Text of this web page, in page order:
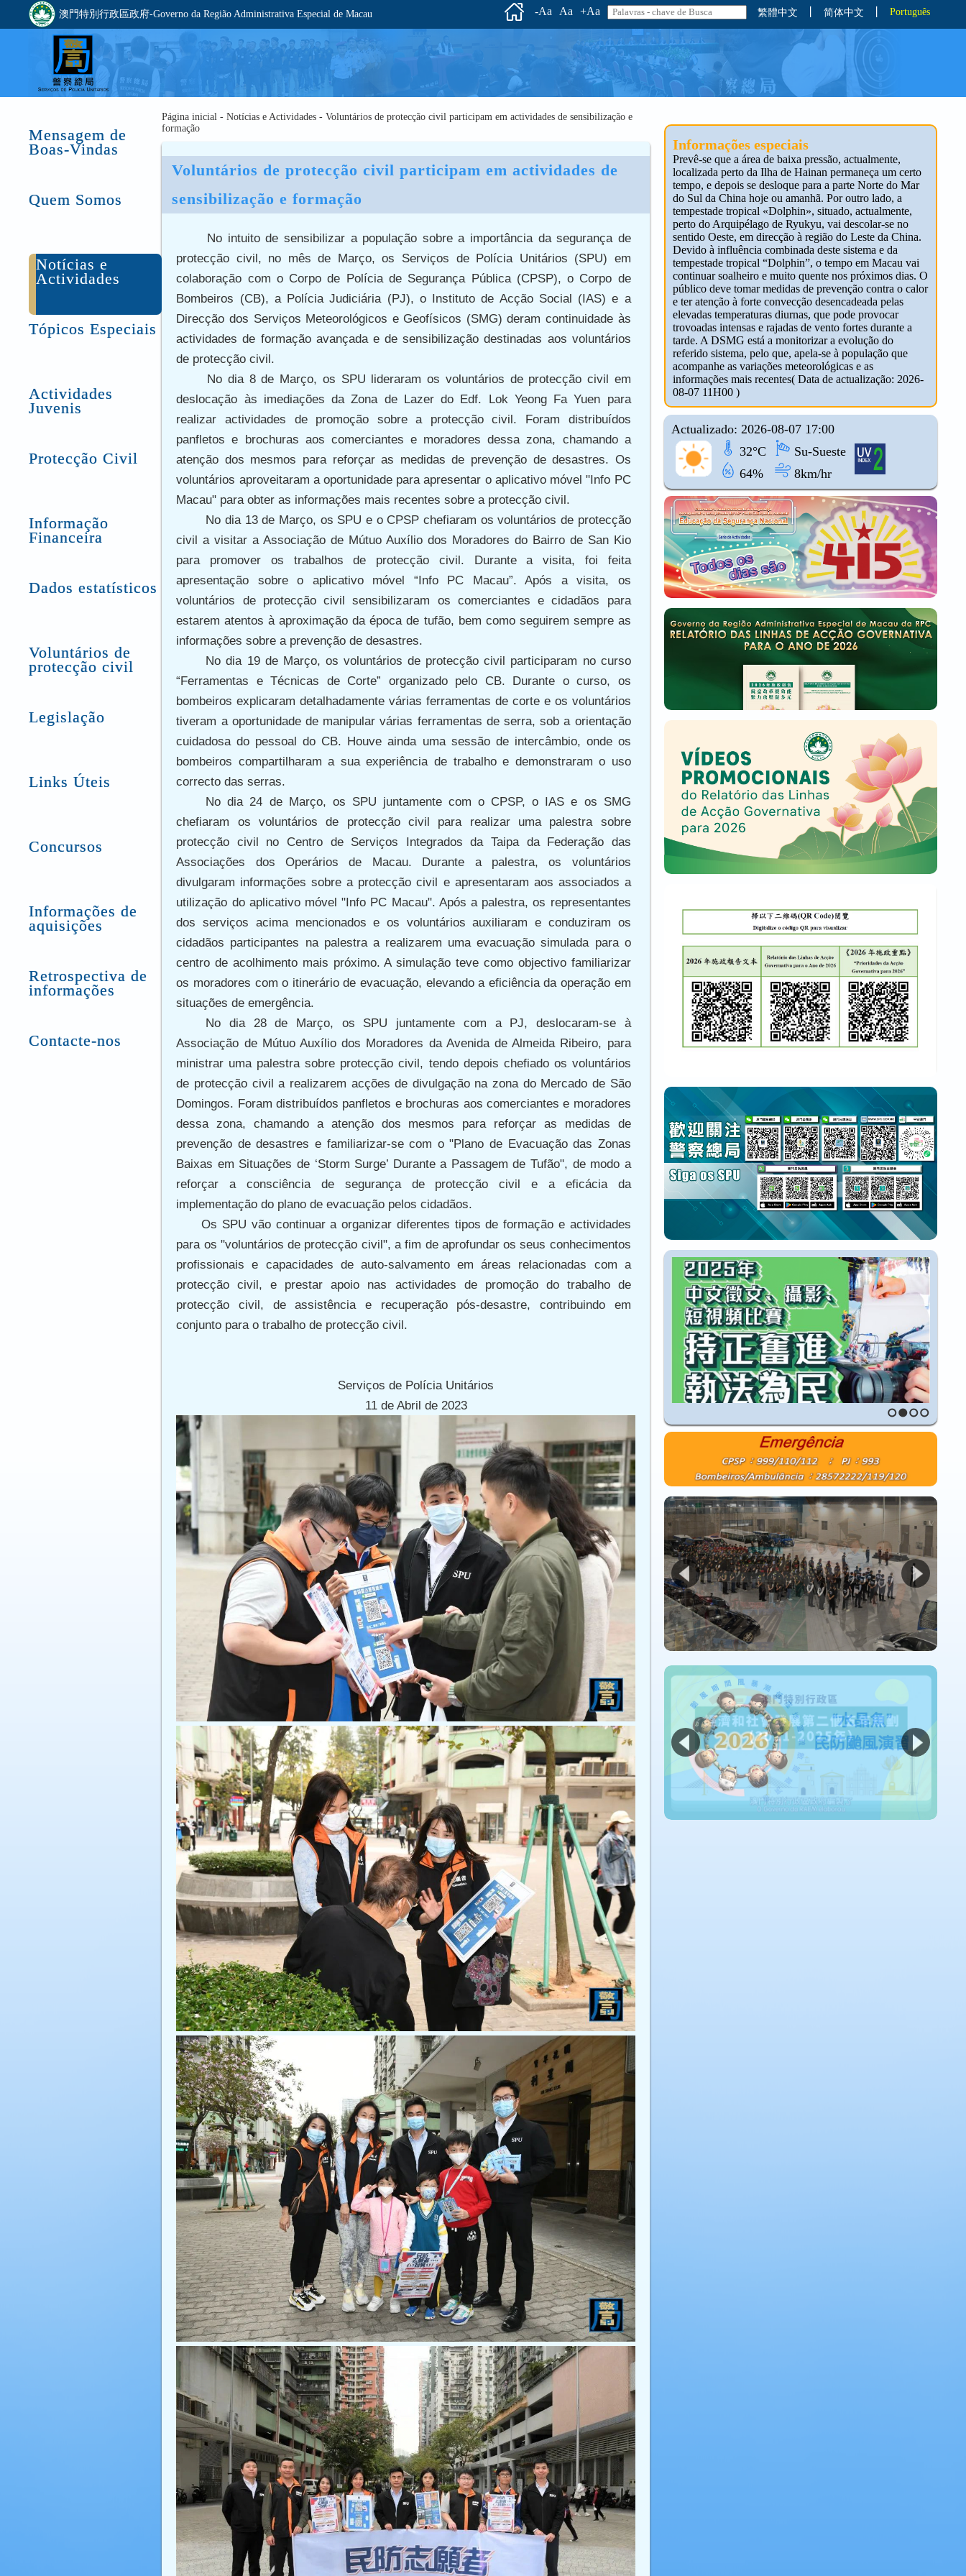
澳門特別行政區政府-Governo da Região Administrativa Especial de Macau -Aa Aa +Aa 繁體中文 简体中文 Português
Mensagem de
Boas-Vindas
Quem Somos
Notícias e
Actividades
Tópicos Especiais
Actividades
Juvenis
Protecção Civil
Informação
Financeira
Dados estatísticos
Voluntários de
protecção civil
Legislação
Links Úteis
Concursos
Informações de
aquisições
Retrospectiva de
informações
Contacte-nos
Página inicial - Notícias e Actividades - Voluntários de protecção civil participam em actividades de sensibilização e
formação
Voluntários de protecção civil participam em actividades de
sensibilização e formação
No intuito de sensibilizar a população sobre a importância da segurança de
protecção civil, no mês de Março, os Serviços de Polícia Unitários (SPU) em
colaboração com o Corpo de Polícia de Segurança Pública (CPSP), o Corpo de
Bombeiros (CB), a Polícia Judiciária (PJ), o Instituto de Acção Social (IAS) e a
Direcção dos Serviços Meteorológicos e Geofísicos (SMG) deram continuidade às
actividades de formação avançada e de sensibilização destinadas aos voluntários
de protecção civil.
No dia 8 de Março, os SPU lideraram os voluntários de protecção civil em
deslocação às imediações da Zona de Lazer do Edf. Lok Yeong Fa Yuen para
realizar actividades de promoção sobre a protecção civil. Foram distribuídos
panfletos e brochuras aos comerciantes e moradores dessa zona, chamando a
atenção dos mesmos para reforçar as medidas de prevenção de desastres. Os
voluntários aproveitaram a oportunidade para apresentar o aplicativo móvel "Info PC
Macau" para obter as informações mais recentes sobre a protecção civil.
No dia 13 de Março, os SPU e o CPSP chefiaram os voluntários de protecção
civil a visitar a Associação de Mútuo Auxílio dos Moradores do Bairro de San Kio
para promover os trabalhos de protecção civil. Durante a visita, foi feita
apresentação sobre o aplicativo móvel “Info PC Macau”. Após a visita, os
voluntários de protecção civil sensibilizaram os comerciantes e cidadãos para
estarem atentos à aproximação da época de tufão, bem como seguirem sempre as
informações sobre a prevenção de desastres.
No dia 19 de Março, os voluntários de protecção civil participaram no curso
“Ferramentas e Técnicas de Corte” organizado pelo CB. Durante o curso, os
bombeiros explicaram detalhadamente várias ferramentas de corte e os voluntários
tiveram a oportunidade de manipular várias ferramentas de serra, sob a orientação
cuidadosa do pessoal do CB. Houve ainda uma sessão de intercâmbio, onde os
bombeiros compartilharam a sua experiência de trabalho e demonstraram o uso
correcto das serras.
No dia 24 de Março, os SPU juntamente com o CPSP, o IAS e os SMG
chefiaram os voluntários de protecção civil para realizar uma palestra sobre
protecção civil no Centro de Serviços Integrados da Taipa da Federação das
Associações dos Operários de Macau. Durante a palestra, os voluntários
divulgaram informações sobre a protecção civil e apresentaram aos associados a
utilização do aplicativo móvel "Info PC Macau". Após a palestra, os representantes
dos serviços acima mencionados e os voluntários auxiliaram e conduziram os
cidadãos participantes na palestra a realizarem uma evacuação simulada para o
centro de acolhimento mais próximo. A simulação teve como objectivo familiarizar
os moradores com o itinerário de evacuação, elevando a eficiência da operação em
situações de emergência.
No dia 28 de Março, os SPU juntamente com a PJ, deslocaram-se à
Associação de Mútuo Auxílio dos Moradores da Avenida de Almeida Ribeiro, para
ministrar uma palestra sobre protecção civil, tendo depois chefiado os voluntários
de protecção civil a realizarem acções de divulgação na zona do Mercado de São
Domingos. Foram distribuídos panfletos e brochuras aos comerciantes e moradores
dessa zona, chamando a atenção dos mesmos para reforçar as medidas de
prevenção de desastres e familiarizar-se com o "Plano de Evacuação das Zonas
Baixas em Situações de ‘Storm Surge’ Durante a Passagem de Tufão", de modo a
reforçar a consciência de segurança de protecção civil e a eficácia da
implementação do plano de evacuação pelos cidadãos.
Os SPU vão continuar a organizar diferentes tipos de formação e actividades
para os "voluntários de protecção civil", a fim de aprofundar os seus conhecimentos
profissionais e capacidades de auto-salvamento em áreas relacionadas com a
protecção civil, e prestar apoio nas actividades de promoção do trabalho de
protecção civil, de assistência e recuperação pós-desastre, contribuindo em
conjunto para o trabalho de protecção civil.
Serviços de Polícia Unitários
11 de Abril de 2023
Informações especiais
Prevê-se que a área de baixa pressão, actualmente,
localizada perto da Ilha de Hainan permaneça um certo
tempo, e depois se desloque para a parte Norte do Mar
do Sul da China hoje ou amanhã. Por outro lado, a
tempestade tropical «Dolphin», situado, actualmente,
perto do Arquipélago de Ryukyu, vai descolar-se no
sentido Oeste, em direcção à região do Leste da China.
Devido à influência combinada deste sistema e da
tempestade tropical “Dolphin”, o tempo em Macau vai
continuar soalheiro e muito quente nos próximos dias. O
público deve tomar medidas de prevenção contra o calor
e ter atenção à forte convecção desencadeada pelas
elevadas temperaturas diurnas, que pode provocar
trovoadas intensas e rajadas de vento fortes durante a
tarde. A DSMG está a monitorizar a evolução do
referido sistema, pelo que, apela-se à população que
acompanhe as variações meteorológicas e as
informações mais recentes( Data de actualização: 2026-
08-07 11H00 )
Actualizado: 2026-08-07 17:00
32°C
Su-Sueste
64%
8km/hr
1 2 3 4